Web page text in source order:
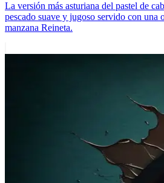
La versión más asturiana del pastel de
pescado suave y jugoso servido con una
manzana Reineta.